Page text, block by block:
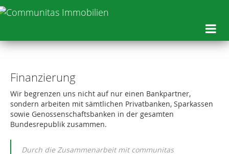
Finanzierung
Wir begrenzen uns nicht auf nur einen Bankpartner,
sondern arbeiten mit sämtlichen Privatbanken, Sparkassen
sowie Genossenschaftsbanken in der gesamten
Bundesrepublik zusammen.
Durch die Zusammenarbeit mit communitas